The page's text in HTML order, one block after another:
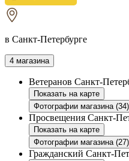
в Санкт-Петербурге
4 магазина
Ветеранов Санкт-
Показать на карте
Фотографии магазина (34)
Просвещения Санкт-
Показать на карте
Фотографии магазина (27)
Гражданский Санкт-